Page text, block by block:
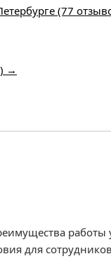
(77
→
работы
для